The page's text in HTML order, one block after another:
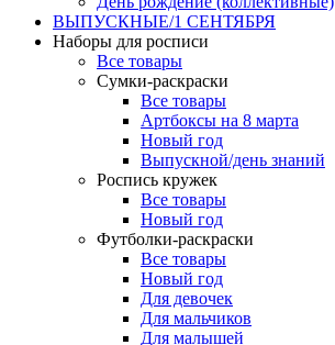
ВЫПУСКНЫЕ/1 СЕНТЯБРЯ
Наборы для росписи
Все товары
Сумки-раскраски
Все товары
Артбоксы на 8 марта
Новый год
Выпускной/день знаний
Роспись кружек
Все товары
Новый год
Футболки-раскраски
Все товары
Новый год
Для девочек
Для мальчиков
Для малышей